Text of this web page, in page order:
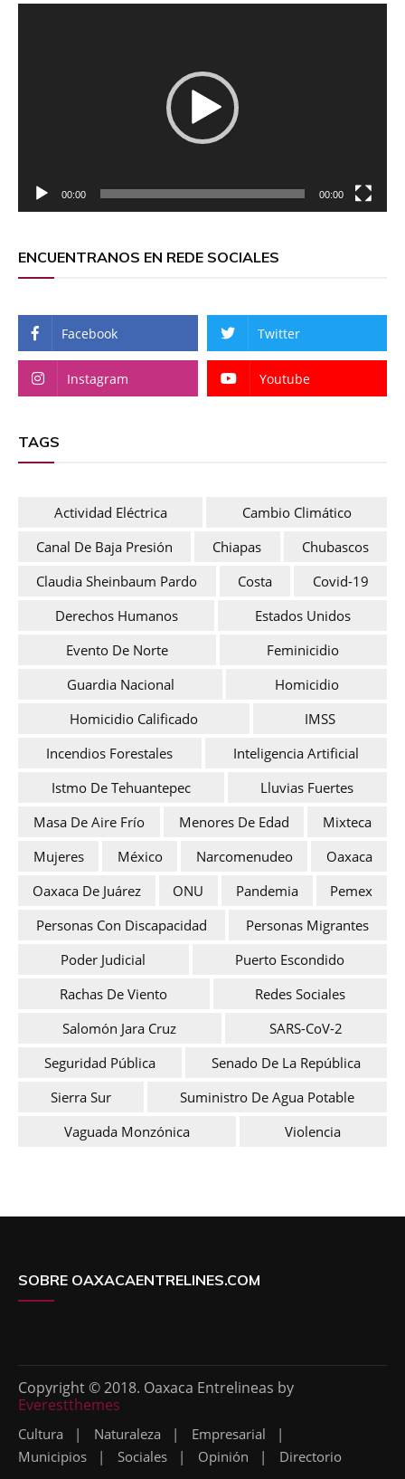
00:00 00:00
ENCUENTRANOS EN REDE SOCIALES
Facebook Twitter
Instagram Youtube
TAGS
Actividad Eléctrica
Cambio Climático
Canal De Baja Presión
Chiapas
Chubascos
Claudia Sheinbaum Pardo
Costa
Covid-19
Derechos Humanos
Estados Unidos
Evento De Norte
Feminicidio
Guardia Nacional
Homicidio
Homicidio Calificado
IMSS
Incendios Forestales
Inteligencia Artificial
Istmo De Tehuantepec
Lluvias Fuertes
Masa De Aire Frío
Menores De Edad
Mixteca
Mujeres
México Narcomenudeo
Oaxaca
Oaxaca De Juárez
ONU Pandemia
Pemex
Personas Con Discapacidad
Personas Migrantes
Poder Judicial
Puerto Escondido
Rachas De Viento
Redes Sociales
Salomón Jara Cruz
SARS-CoV-2
Seguridad Pública
Senado De La República
Sierra Sur
Suministro De Agua Potable
Vaguada Monzónica
Violencia
SOBRE OAXACAENTRELINES.COM
Copyright © 2018. Oaxaca Entrelineas by
Everestthemes
Cultura Naturaleza
Empresarial
Municipios
Sociales Opinión Directorio